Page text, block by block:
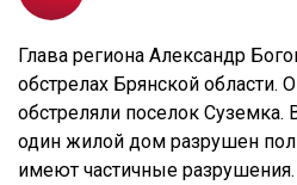
Глава региона Александр
обстрелах Брянской области.
обстреляли поселок Суземка.
один жилой дом разрушен
имеют частичные